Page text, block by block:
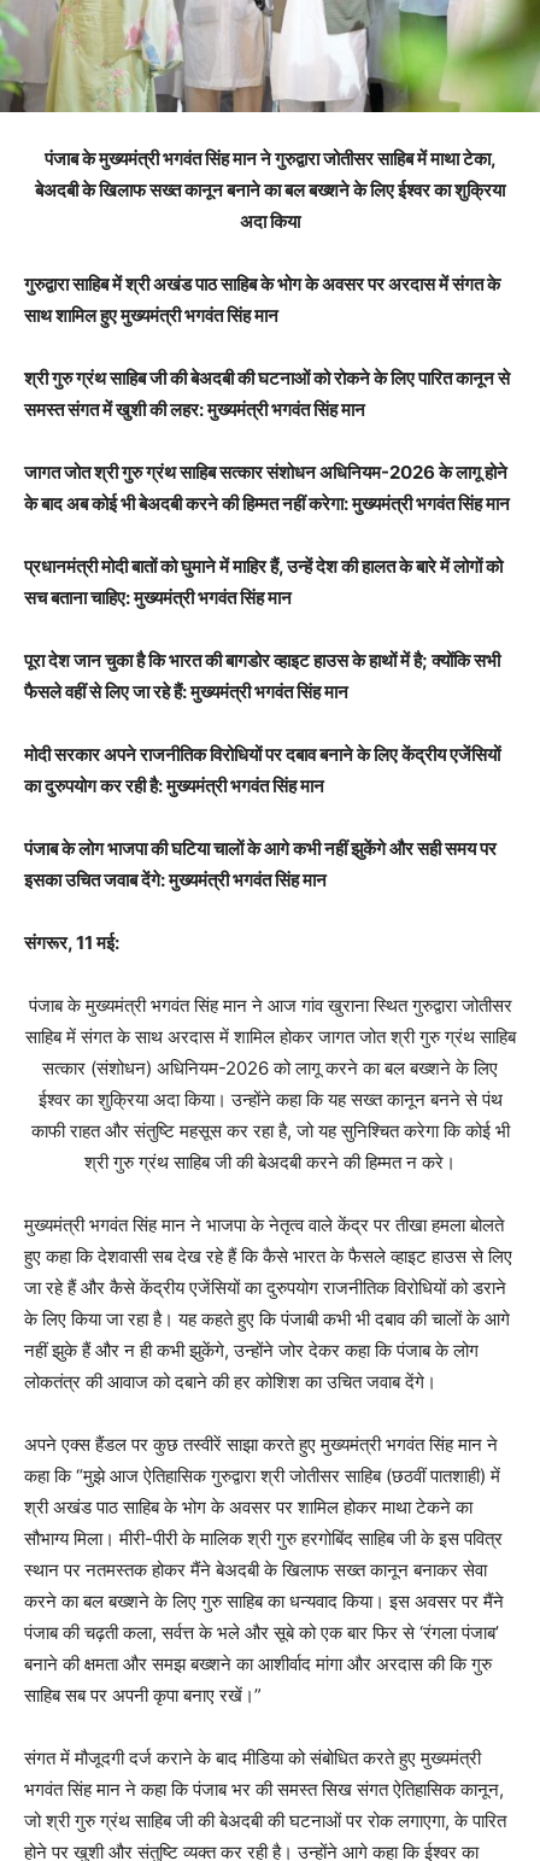
पंजाब के मुख्यमंत्री भगवंत सिंह मान ने गुरुद्वारा जोतीसर साहिब में माथा टेका,
बेअदबी के खिलाफ सख्त कानून बनाने का बल बख्शने के लिए ईश्वर का शुक्रिया
अदा किया
गुरुद्वारा साहिब में श्री अखंड पाठ साहिब के भोग के अवसर पर अरदास में संगत के
साथ शामिल हुए मुख्यमंत्री भगवंत सिंह मान
श्री गुरु ग्रंथ साहिब जी की बेअदबी की घटनाओं को रोकने के लिए पारित कानून से
समस्त संगत में खुशी की लहर: मुख्यमंत्री भगवंत सिंह मान
जागत जोत श्री गुरु ग्रंथ साहिब सत्कार संशोधन अधिनियम-2026 के लागू होने
के बाद अब कोई भी बेअदबी करने की हिम्मत नहीं करेगा: मुख्यमंत्री भगवंत सिंह मान
प्रधानमंत्री मोदी बातों को घुमाने में माहिर हैं, उन्हें देश की हालत के बारे में लोगों को
सच बताना चाहिए: मुख्यमंत्री भगवंत सिंह मान
पूरा देश जान चुका है कि भारत की बागडोर व्हाइट हाउस के हाथों में है; क्योंकि सभी
फैसले वहीं से लिए जा रहे हैं: मुख्यमंत्री भगवंत सिंह मान
मोदी सरकार अपने राजनीतिक विरोधियों पर दबाव बनाने के लिए केंद्रीय एजेंसियों
का दुरुपयोग कर रही है: मुख्यमंत्री भगवंत सिंह मान
पंजाब के लोग भाजपा की घटिया चालों के आगे कभी नहीं झुकेंगे और सही समय पर
इसका उचित जवाब देंगे: मुख्यमंत्री भगवंत सिंह मान
संगरूर, 11 मई:
पंजाब के मुख्यमंत्री भगवंत सिंह मान ने आज गांव खुराना स्थित गुरुद्वारा जोतीसर
साहिब में संगत के साथ अरदास में शामिल होकर जागत जोत श्री गुरु ग्रंथ साहिब
सत्कार (संशोधन) अधिनियम-2026 को लागू करने का बल बख्शने के लिए
ईश्वर का शुक्रिया अदा किया। उन्होंने कहा कि यह सख्त कानून बनने से पंथ
काफी राहत और संतुष्टि महसूस कर रहा है, जो यह सुनिश्चित करेगा कि कोई भी
श्री गुरु ग्रंथ साहिब जी की बेअदबी करने की हिम्मत न करे।
मुख्यमंत्री भगवंत सिंह मान ने भाजपा के नेतृत्व वाले केंद्र पर तीखा हमला बोलते
हुए कहा कि देशवासी सब देख रहे हैं कि कैसे भारत के फैसले व्हाइट हाउस से लिए
जा रहे हैं और कैसे केंद्रीय एजेंसियों का दुरुपयोग राजनीतिक विरोधियों को डराने
के लिए किया जा रहा है। यह कहते हुए कि पंजाबी कभी भी दबाव की चालों के आगे
नहीं झुके हैं और न ही कभी झुकेंगे, उन्होंने जोर देकर कहा कि पंजाब के लोग
लोकतंत्र की आवाज को दबाने की हर कोशिश का उचित जवाब देंगे।
अपने एक्स हैंडल पर कुछ तस्वीरें साझा करते हुए मुख्यमंत्री भगवंत सिंह मान ने
कहा कि “मुझे आज ऐतिहासिक गुरुद्वारा श्री जोतीसर साहिब (छठवीं पातशाही) में
श्री अखंड पाठ साहिब के भोग के अवसर पर शामिल होकर माथा टेकने का
सौभाग्य मिला। मीरी-पीरी के मालिक श्री गुरु हरगोबिंद साहिब जी के इस पवित्र
स्थान पर नतमस्तक होकर मैंने बेअदबी के खिलाफ सख्त कानून बनाकर सेवा
करने का बल बख्शने के लिए गुरु साहिब का धन्यवाद किया। इस अवसर पर मैंने
पंजाब की चढ़ती कला, सर्वत्त के भले और सूबे को एक बार फिर से ‘रंगला पंजाब’
बनाने की क्षमता और समझ बख्शने का आशीर्वाद मांगा और अरदास की कि गुरु
साहिब सब पर अपनी कृपा बनाए रखें।”
संगत में मौजूदगी दर्ज कराने के बाद मीडिया को संबोधित करते हुए मुख्यमंत्री
भगवंत सिंह मान ने कहा कि पंजाब भर की समस्त सिख संगत ऐतिहासिक कानून,
जो श्री गुरु ग्रंथ साहिब जी की बेअदबी की घटनाओं पर रोक लगाएगा, के पारित
होने पर खुशी और संतुष्टि व्यक्त कर रही है। उन्होंने आगे कहा कि ईश्वर का